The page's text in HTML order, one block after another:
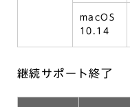
macOS
10.14
継続サポート終了